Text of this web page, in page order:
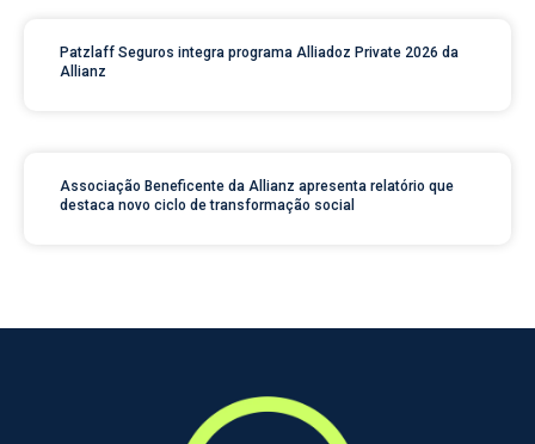
Patzlaff Seguros integra programa Alliadoz Private 2026 da
Allianz
Associação Beneficente da Allianz apresenta relatório que
destaca novo ciclo de transformação social